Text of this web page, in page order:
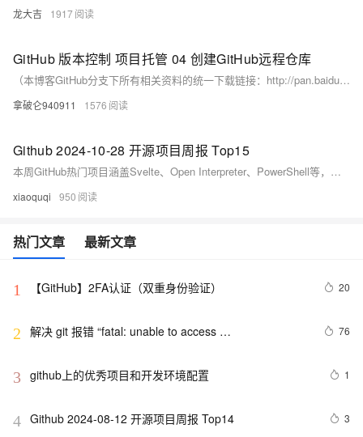
龙大吉 1917
GitHub 版本控制 项目托管 04 创建GitHub远程仓库
（本博客GitHub分支下所有相关资料的统一下载链接：http://pan.baidu.com/s/1bo5RrtX） （PS：任何问题欢迎在下方评论区留言，12小时内回复~） 上接《GitHub 版本控制 项目托管 03 建立本地与远程的SSH连接》。
拿破仑940911 1576
Github 2024-10-28 开源项目周报 Top15
本周GitHub热门项目涵盖Svelte、Open Interpreter、PowerShell等，涉及Web开发、AI助手、自动化工具等领域，Python、JavaScript为主流语言，展现开源技术活跃生态。（239字）
xiaoquqi 950
热门文章 最新文章
1 【GitHub】2FA认证（双重身份验证） 20
2 解决 git 报错 “fatal: unable to access
was rese
76
3 github上的优秀项目和开发环境配置 1
4 Github 2024-08-12 开源项目周报 Top14 3